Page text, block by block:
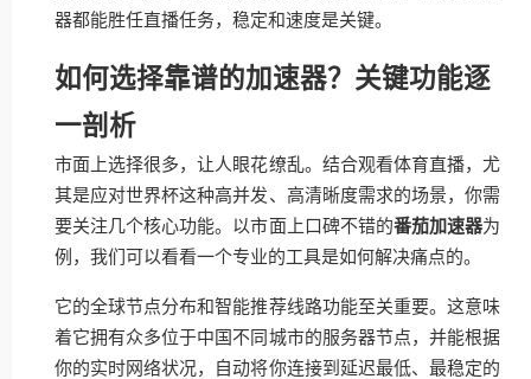
器都能胜任直播任务，稳定和速度是关键。
如何选择靠谱的加速器？关键功能逐
一剖析
市面上选择很多，让人眼花缭乱。结合观看体育直播，尤
其是应对世界杯这种高并发、高清晰度需求的场景，你需
要关注几个核心功能。以市面上口碑不错的番茄加速器为
例，我们可以看看一个专业的工具是如何解决痛点的。
它的全球节点分布和智能推荐线路功能至关重要。这意味
着它拥有众多位于中国不同城市的服务器节点，并能根据
你的实时网络状况，自动将你连接到延迟最低、最稳定的